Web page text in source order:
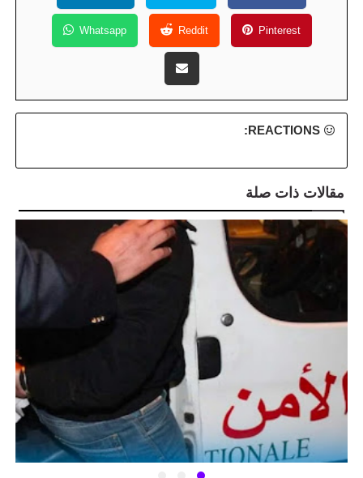
Pinterest
Reddit
Whatsapp
REACTIONS:
مقالات ذات صلة